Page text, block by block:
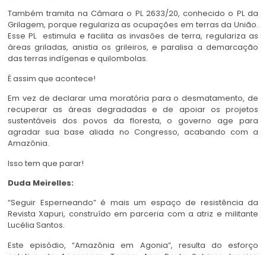
Também tramita na Câmara o PL 2633/20, conhecido o PL da
Grilagem, porque regulariza as ocupações em terras da União.
Esse PL estimula e facilita as invasões de terra, regulariza as
áreas griladas, anistia os grileiros, e paralisa a demarcação
das terras indígenas e quilombolas.
É assim que acontece!
Em vez de declarar uma moratória para o desmatamento, de
recuperar as áreas degradadas e de apoiar os projetos
sustentáveis dos povos da floresta, o governo age para
agradar sua base aliada no Congresso, acabando com a
Amazônia.
Isso tem que parar!
Duda Meirelles:
“Seguir Esperneando” é mais um espaço de resistência da
Revista Xapuri, construído em parceria com a atriz e militante
Lucélia Santos.
Este episódio, “Amazônia em Agonia”, resulta do esforço